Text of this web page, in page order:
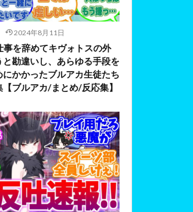
2024年8月11日
事を辞めてキヴォトスの外
と勘違いし、あらゆる手段を
かかったブルアカ生徒たち
ブルアカ/まとめ/反応集】